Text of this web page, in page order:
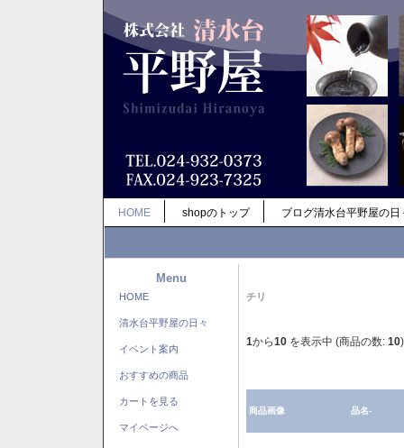
HOME shopのトップ ブログ清水台平野屋の日
Menu
HOME
清水台平野屋の日々
イベント案内
おすすめの商品
カートを見る
マイページへ
チリ
1から10 を表示中 (商品の数: 10)
商品画像 品名-